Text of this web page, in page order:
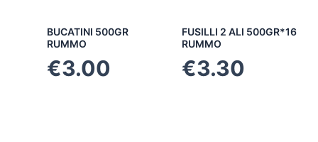
BUCATINI 500GR
RUMMO
€3.00
FUSILLI 2 ALI 500GR*16
RUMMO
€3.30